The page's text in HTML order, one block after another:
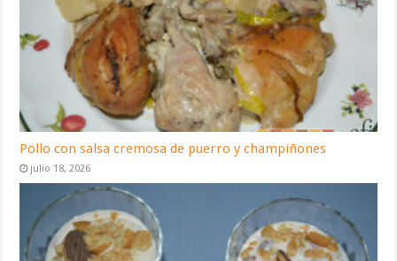
Pollo con salsa cremosa de puerro y champiñones
julio 18, 2026